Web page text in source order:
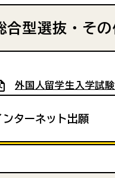
合型選抜・そ
外国人留学生入学試験
ンターネット出願